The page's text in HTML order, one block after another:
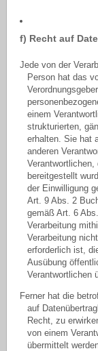
f) Recht auf
Jede von der
Person hat das
einem
strukturierten,
erhalten. Sie hat
anderen
Verantwortlichen,
bereitgestellt
der Einwilligung
Art. 9 Abs. 2
gemäß Art. 6
Verarbeitung
Verarbeitung
erforderlich ist,
Ausübung
Verantwortlichen
Ferner hat die
auf
Recht, zu
von einem
übermittelt